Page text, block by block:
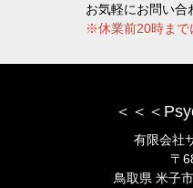
お気軽にお問い合
※休業前20時まで
＜＜＜
有限会社
〒
鳥取県 米子